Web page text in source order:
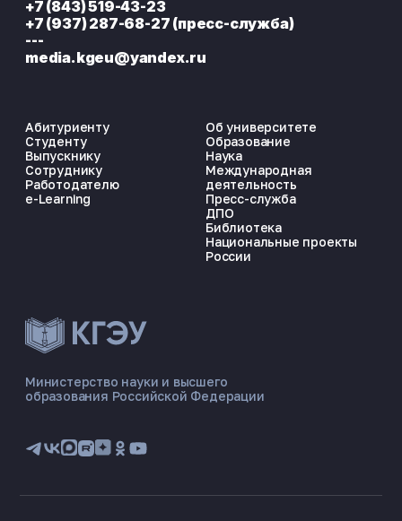
ЭНЕРГОКОД — ПОМОЩНИК КГЭУ
📋 Приёмная комиссия
🏠 Общежитие
Министерство науки и высшего
образования Российской Федерации
Абитуриенту
Студенту
Выпускнику
Сотруднику
Работодателю
e-Learning
Об университете
Образование
Наука
Международная
деятельность
Пресс-служба
ДПО
Библиотека
Национальные проекты
России
+7 (843) 519-43-23
+7 (937) 287-68-27 (пресс-служба)
---
media.kgeu@yandex.ru